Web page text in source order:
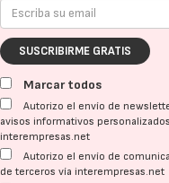
SUSCRIBIRME GRATIS
Marcar todos
Autorizo el envío de
avisos informativos
interempresas.net
Autorizo el envío de
de terceros vía interempresas.net